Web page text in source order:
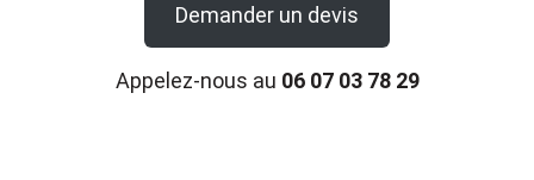
Demander un devis
Appelez-nous au 06 07 03 78 29